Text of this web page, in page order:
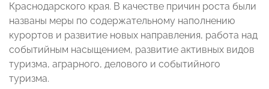
Краснодарского края. В качестве причин роста были
названы меры по содержательному наполнению
курортов и развитие новых направления, работа над
событийным насыщением, развитие активных видов
туризма, аграрного, делового и событийного
туризма.